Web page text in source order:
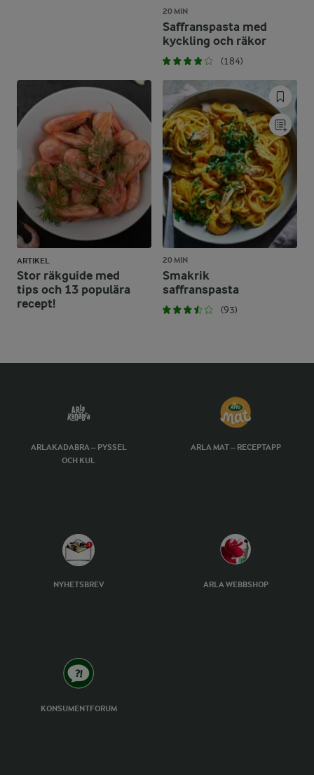
20 MIN
Saffranspasta med
kyckling och räkor
(184)
ARTIKEL
Stor räkguide med
tips och 13 populära
recept!
20 MIN
Smakrik
saffranspasta
(93)
ARLAKADABRA – PYSSEL
OCH KUL
ARLA MAT – RECEPTAPP
NYHETSBREV ARLA WEBBSHOP
KONSUMENTFORUM